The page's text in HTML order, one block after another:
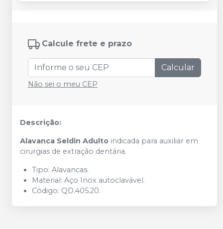
Calcule frete e prazo
Calcular
Não sei o meu CEP
Descrição:
Alavanca Seldin Adulto indicada para auxiliar em
cirurgias de extração dentária.
Tipo: Alavancas.
Material: Aço Inox autoclavável.
Código: QD.405.20.